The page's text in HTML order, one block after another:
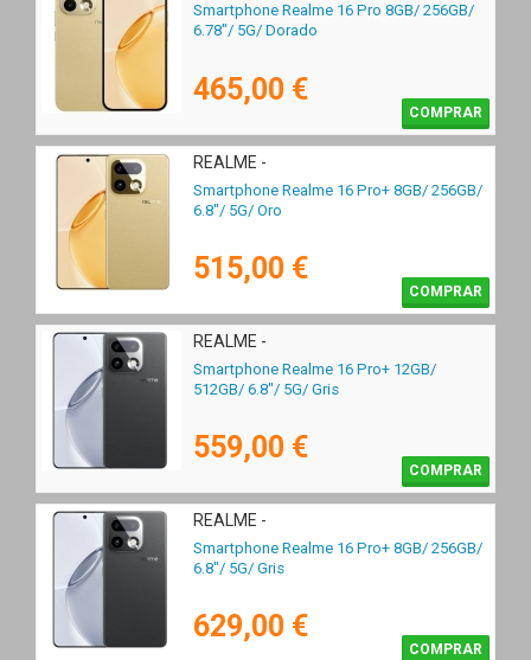
Smartphone Realme 16 Pro 8GB/ 256GB/
6.78"/ 5G/ Dorado
465,00 €
COMPRAR
REALME -
Smartphone Realme 16 Pro+ 8GB/ 256GB/
6.8"/ 5G/ Oro
515,00 €
COMPRAR
REALME -
Smartphone Realme 16 Pro+ 12GB/
512GB/ 6.8"/ 5G/ Gris
559,00 €
COMPRAR
REALME -
Smartphone Realme 16 Pro+ 8GB/ 256GB/
6.8"/ 5G/ Gris
629,00 €
COMPRAR